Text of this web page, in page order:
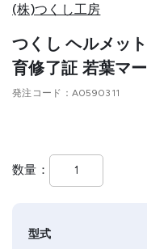
(株)つくし工房
つくし ヘルメッ
育修了証 若葉マ
発注コード A0590311
数量
型式